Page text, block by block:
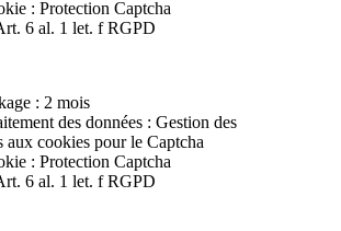
: Protection Captcha
6 al. 1 let. f RGPD
: 2 mois
des données : Gestion des
aux cookies pour le Captcha
: Protection Captcha
6 al. 1 let. f RGPD